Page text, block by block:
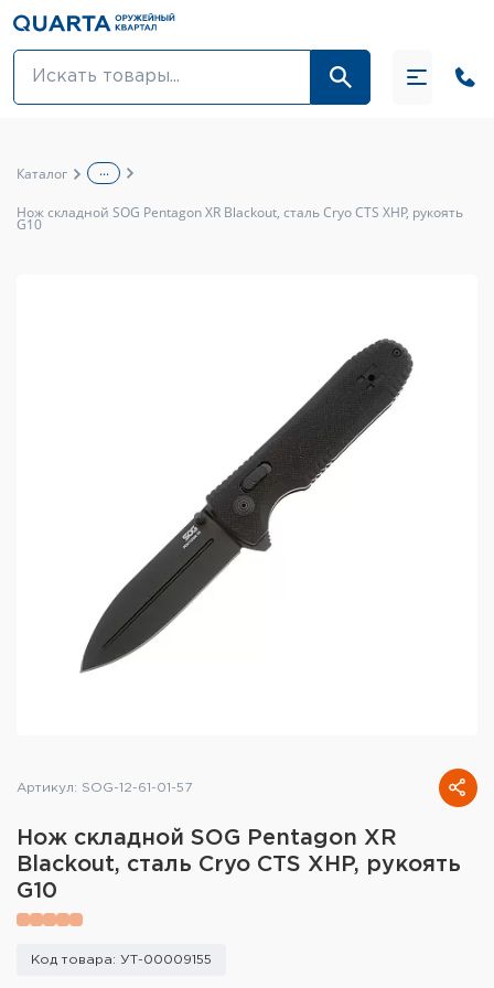
Оптовикам
Тактическое снаряжение
Высокоточная стрельба
Спортивная стрельба
Пневматика
Кобуры и системы ношения
снаряжения
Каталог ...
Нож складной SOG Pentagon XR Blackout, сталь Cryo CTS XHP, рукоять
G10
Артикул: SOG-12-61-01-57
Нож складной SOG Pentagon XR
Blackout, сталь Cryo CTS XHP, рукоять
G10
Код товара: УТ-00009155